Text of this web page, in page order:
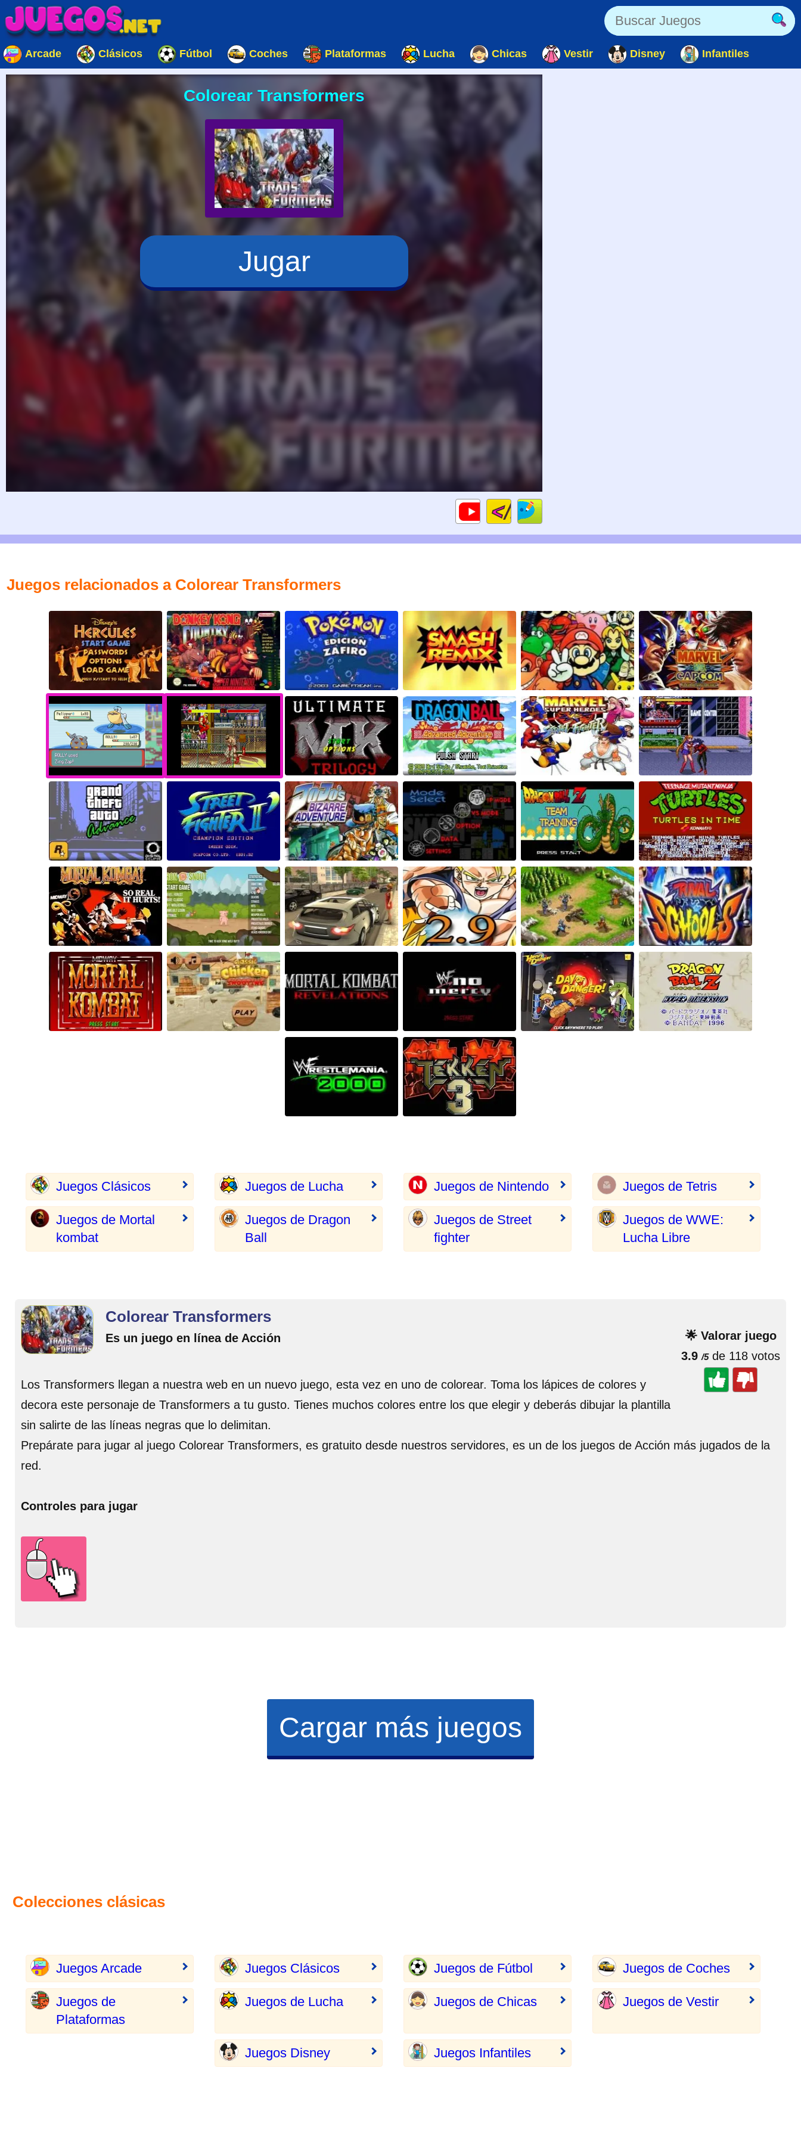
Arcade Clásicos Fútbol Coches Plataformas Lucha Chicas Vestir Disney Infantiles
Colorear Transformers
Jugar
Code
HTML
Gameplays
Juegos relacionados a Colorear Transformers
Juegos Clásicos Juegos de Lucha Juegos de Nintendo Juegos de Tetris
Juegos de Mortal
kombat
Juegos de Dragon
Ball
Juegos de Street
fighter
Juegos de WWE:
Lucha Libre
🌟 Valorar juego
3.9 /5de 118 votos
Colorear Transformers
Es un juego en línea de Acción
Los Transformers llegan a nuestra web en un nuevo juego, esta vez en uno de colorear. Toma los lápices de colores y
decora este personaje de Transformers a tu gusto. Tienes muchos colores entre los que elegir y deberás dibujar la plantilla
sin salirte de las líneas negras que lo delimitan.
Prepárate para jugar al juego Colorear Transformers, es gratuito desde nuestros servidores, es un de los juegos de Acción más jugados de la
red.
Controles para jugar
Cargar más juegos
Colecciones clásicas
Juegos Arcade Juegos Clásicos Juegos de Fútbol Juegos de Coches
Juegos de
Plataformas
Juegos de Lucha Juegos de Chicas Juegos de Vestir
Juegos Disney Juegos Infantiles